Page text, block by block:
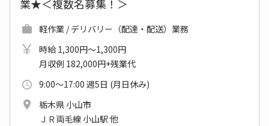
業★＜複数名募集！＞
軽作業 / デリバリー（配達・配送）業務
時給 1,300円～1,300円
月収例 182,000円+残業代
9:00～17:00 週5日 (月日休み)
栃木県 小山市
ＪＲ両毛線 小山駅 他